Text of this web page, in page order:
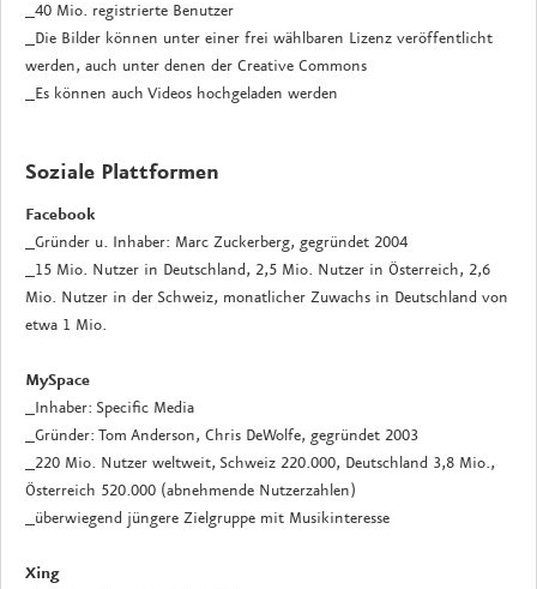
_40 Mio. registrierte Benutzer
_Die Bilder können unter einer frei wählbaren Lizenz veröffentlicht
werden, auch unter denen der Creative Commons
_Es können auch Videos hochgeladen werden
Soziale Plattformen
Facebook
_Gründer u. Inhaber: Marc Zuckerberg, gegründet 2004
_15 Mio. Nutzer in Deutschland, 2,5 Mio. Nutzer in Österreich, 2,6
Mio. Nutzer in der Schweiz, monatlicher Zuwachs in Deutschland von
etwa 1 Mio.
MySpace
_Inhaber: Specific Media
_Gründer: Tom Anderson, Chris DeWolfe, gegründet 2003
_220 Mio. Nutzer weltweit, Schweiz 220.000, Deutschland 3,8 Mio.,
Österreich 520.000 (abnehmende Nutzerzahlen)
_überwiegend jüngere Zielgruppe mit Musikinteresse
Xing